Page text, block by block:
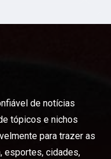
de notícias
tópicos e nichos
para trazer as
esportes, cidades,